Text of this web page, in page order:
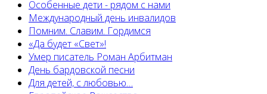
Особенные дети - рядом с нами
Международный день инвалидов
Помним. Славим. Гордимся
«Да будет «Свет»!
Умер писатель Роман Арбитман
День бардовской песни
Для детей, с любовью…